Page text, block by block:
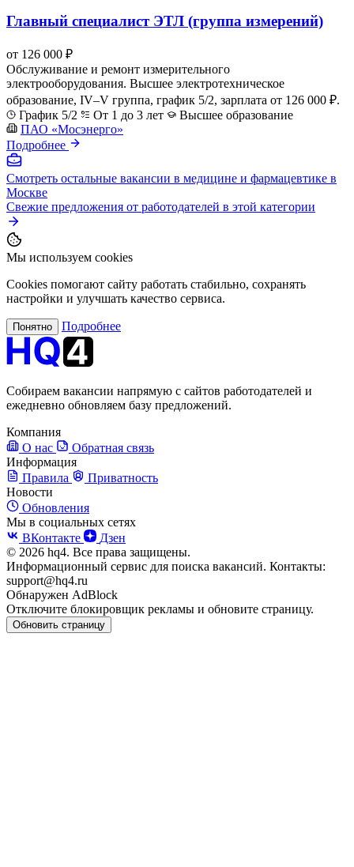
Главный специалист ЭТЛ (группа измерений)
от 126 000 ₽
Обслуживание и ремонт измерительного
электрооборудования. Высшее электротехническое
образование, IV–V группа, график 5/2, зарплата от 126 000 ₽.
График 5/2
От 1 до 3 лет
Высшее образование
ПАО «Мосэнерго»
Подробнее
Смотреть остальные вакансии в медицине и фармацевтике в
Москве
Свежие предложения от работодателей в этой категории
Мы используем cookies
Cookies помогают сайту работать стабильно, сохранять
настройки и улучшать качество сервиса.
Понятно Подробнее
Собираем вакансии напрямую с сайтов работодателей и
ежедневно обновляем базу предложений.
Компания
О нас
Обратная связь
Информация
Правила
Приватность
Новости
Обновления
Мы в социальных сетях
ВКонтакте
Дзен
© 2026 hq4. Все права защищены.
Информационный сервис для поиска вакансий. Контакты:
support@hq4.ru
Обнаружен AdBlock
Отключите блокировщик рекламы и обновите страницу.
Обновить страницу